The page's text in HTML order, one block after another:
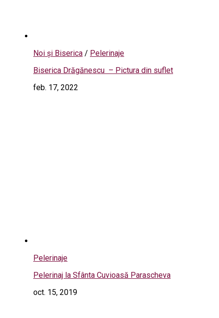
Noi și Biserica / Pelerinaje
Biserica Drăgănescu – Pictura din suflet
feb. 17, 2022
Pelerinaje
Pelerinaj la Sfânta Cuvioasă Parascheva
oct. 15, 2019